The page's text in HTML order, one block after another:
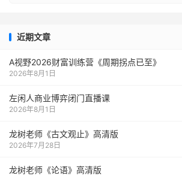
近期文章
A视野2026财富训练营《周期拐点已至》
2026年8月1日
左闲人商业博弈闭门直播课
2026年8月1日
龙树老师《古文观止》高清版
2026年7月28日
龙树老师《论语》高清版